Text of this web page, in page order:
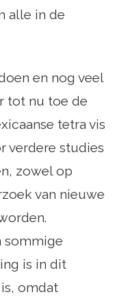
alle in de
en nog veel
tot nu toe de
tetra vis
verdere studies
zowel op
van nieuwe
sommige
is in dit
omdat